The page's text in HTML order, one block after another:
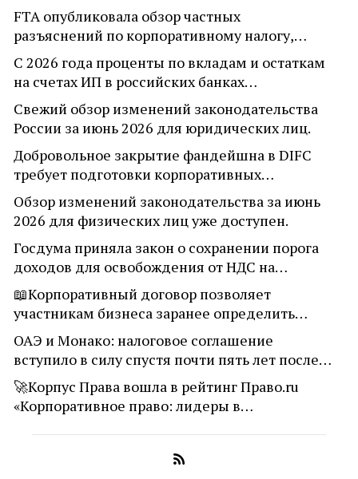
FTA опубликовала обзор частных
разъяснений по корпоративному налогу,…
С 2026 года проценты по вкладам и остаткам
на счетах ИП в российских банках…
Свежий обзор изменений законодательства
России за июнь 2026 для юридических лиц.
Добровольное закрытие фандейшна в DIFC
требует подготовки корпоративных…
Обзор изменений законодательства за июнь
2026 для физических лиц уже доступен.
Госдума приняла закон о сохранении порога
доходов для освобождения от НДС на…
📖Корпоративный договор позволяет
участникам бизнеса заранее определить…
ОАЭ и Монако: налоговое соглашение
вступило в силу спустя почти пять лет после…
🚀Корпус Права вошла в рейтинг Право.ru
«Корпоративное право: лидеры в…